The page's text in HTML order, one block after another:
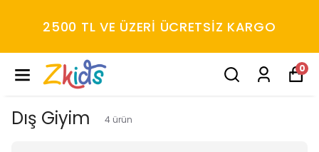
2500 TL VE ÜZERİ ÜCRETSİZ KARGO
0
Dış Giyim 4 ürün